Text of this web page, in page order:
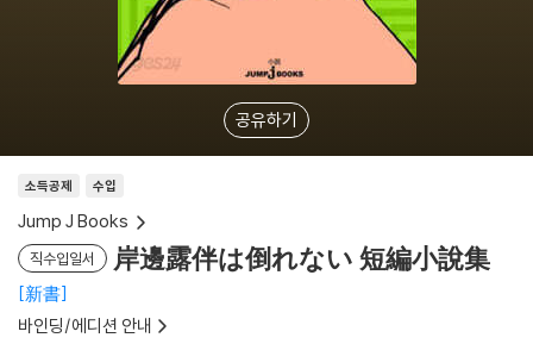
공유하기
소득공제 수입
Jump J Books
직수입일서 岸邊露伴は倒れない 短編小說集
新書
바인딩/에디션 안내